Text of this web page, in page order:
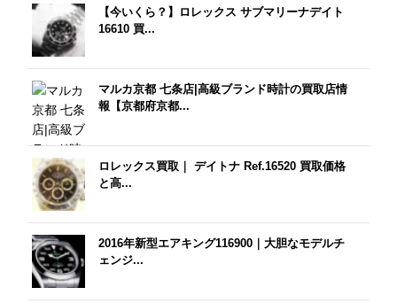
【今いくら？】ロレックス サブマリーナデイト
16610 買...
マルカ京都 七条店|高級ブランド時計の買取店情
報【京都府京都...
ロレックス買取｜ デイトナ Ref.16520 買取価格
と高...
2016年新型エアキング116900｜大胆なモデルチ
ェンジ...